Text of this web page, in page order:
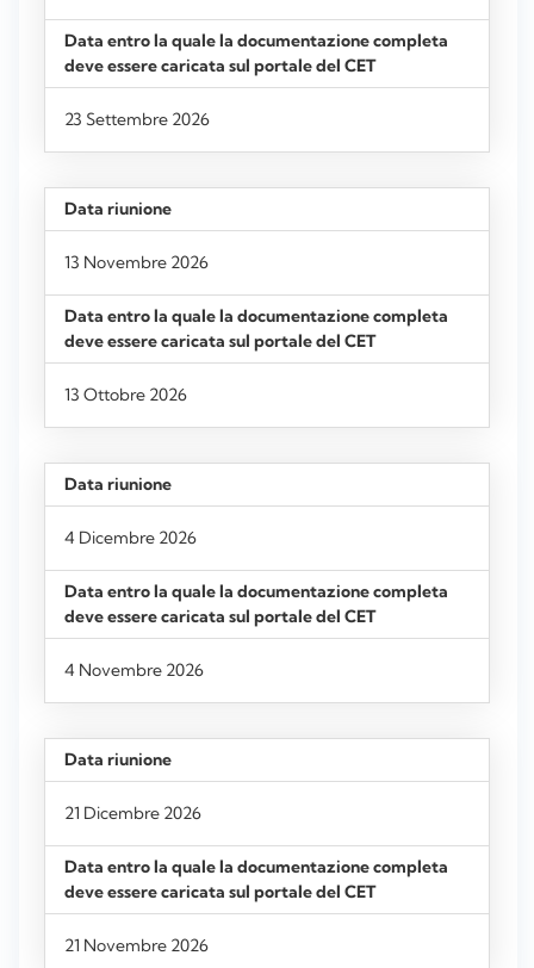
23 Settembre 2026
13 Novembre 2026
13 Ottobre 2026
4 Dicembre 2026
4 Novembre 2026
21 Dicembre 2026
21 Novembre 2026